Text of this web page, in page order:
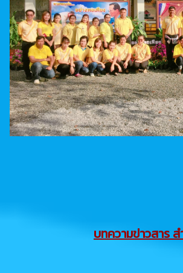
บทความข่าวสาร